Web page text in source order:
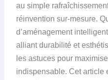
au simple
réinvention sur-mesure.
d’aménagement
alliant durabilité et
les astuces pour
indispensable. Cet article